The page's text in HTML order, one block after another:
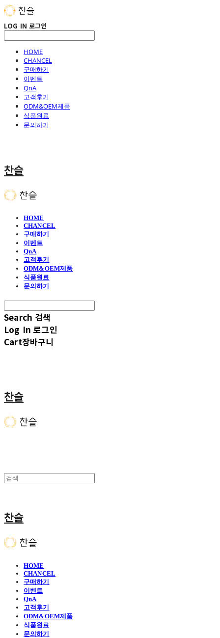
LOG IN 로그인
HOME
CHANCEL
구매하기
이벤트
QnA
고객후기
ODM&OEM제품
식품원료
문의하기
찬슬
HOME
CHANCEL
구매하기
이벤트
QnA
고객후기
ODM&OEM제품
식품원료
문의하기
Search 검색
Log In 로그인
Cart장바구니
찬슬
찬슬
HOME
CHANCEL
구매하기
이벤트
QnA
고객후기
ODM&OEM제품
식품원료
문의하기